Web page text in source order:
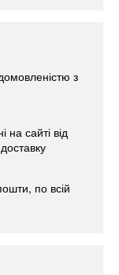
з
сайті від
по всій